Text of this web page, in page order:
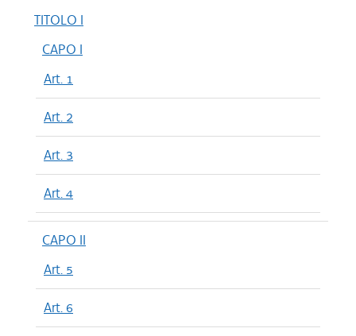
TITOLO I
CAPO I
Art. 1
Art. 2
Art. 3
Art. 4
CAPO II
Art. 5
Art. 6